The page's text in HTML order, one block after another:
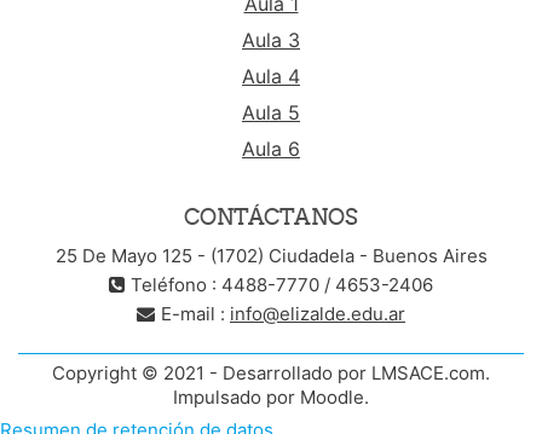
Aula 3
Aula 4
Aula 5
Aula 6
CONTÁCTANOS
25 De Mayo 125 - (1702) Ciudadela - Buenos Aires
Teléfono : 4488-7770 / 4653-2406
E-mail : info@elizalde.edu.ar
Copyright © 2021 - Desarrollado por LMSACE.com.
Impulsado por Moodle.